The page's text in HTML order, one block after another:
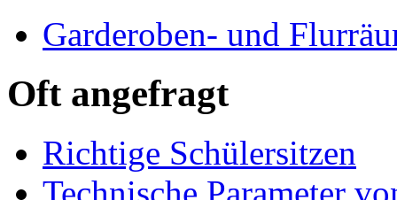
Garderoben- und
Oft angefragt
Richtige Schülersitzen
Technische Parameter